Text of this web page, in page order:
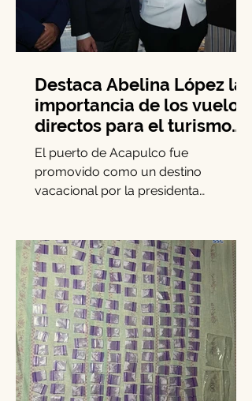
Destaca Abelina López la
importancia de los vuelos
directos para el turismo
entre Acapulco y
Monterrey
El puerto de Acapulco fue
promovido como un destino
municipal Abelina López Rodríguez,
quien lideró una...